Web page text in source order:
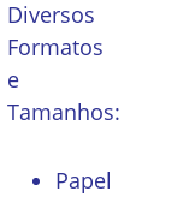
Diversos
Formatos
e
Tamanhos:
Papel